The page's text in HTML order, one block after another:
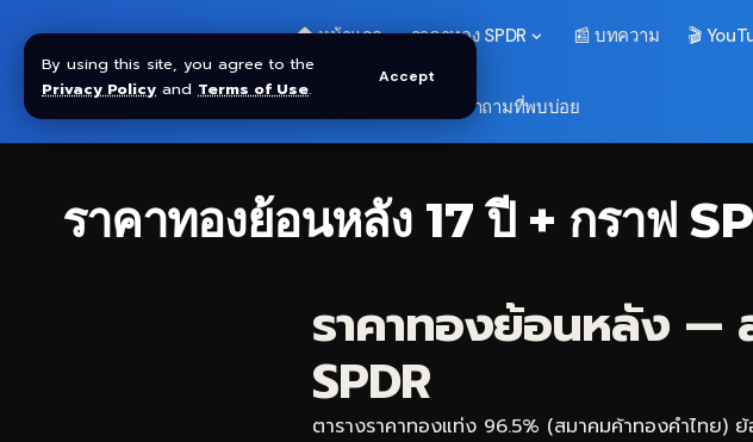
By using this site, you agree to the
Privacy Policy and Terms of Use.
Accept
🏠 หน้าแรก ราคาทอง SPDR 📰 บทความ 🎬
❓ คำถามที่พบบ่อย
ราคาทองย้อนหลัง 17 ปี + กราฟ
ราคาทองย้อนหลัง —
SPDR
ตารางราคาทองแท่ง 96.5% (สมาคมค้าทองคำไทย